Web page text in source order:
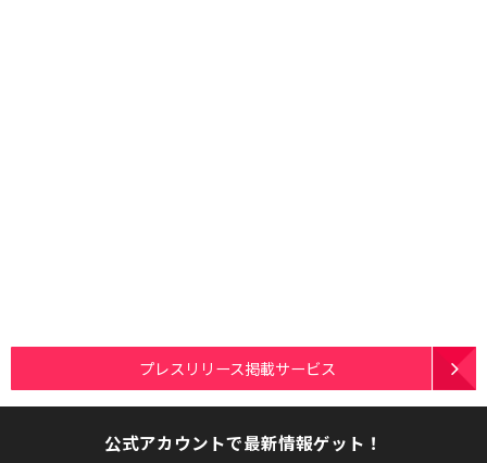
プレスリリース掲載サービス
公式アカウントで最新情報ゲット！